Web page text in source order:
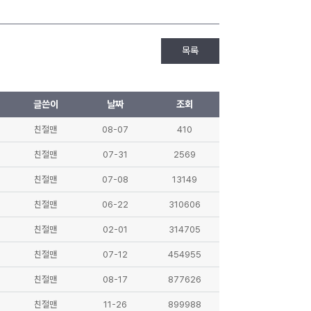
목록
글쓴이 날짜 조회
친절맨 08-07 410
친절맨 07-31 2569
친절맨 07-08 13149
친절맨 06-22 310606
친절맨 02-01 314705
친절맨 07-12 454955
친절맨 08-17 877626
친절맨 11-26 899988